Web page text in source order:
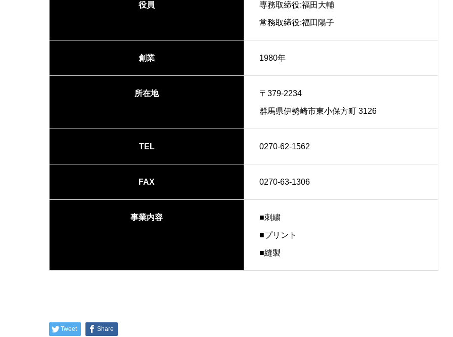
役員 専務取締役:福田大輔
常務取締役:福田陽子
創業 1980年
所在地 〒379-2234
群馬県伊勢崎市東小保方町 3126
TEL 0270-62-1562
FAX 0270-63-1306
事業内容 ■刺繍
■プリント
■縫製
Tweet Share